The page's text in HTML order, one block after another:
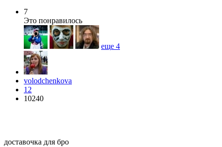
7
Это понравилось
еще 4
volodchenkova
12
10240
доставочка для бро